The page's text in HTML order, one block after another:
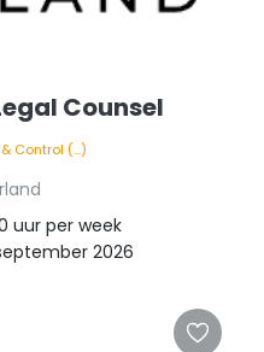
Counsel
Control (...)
uur per week
2026